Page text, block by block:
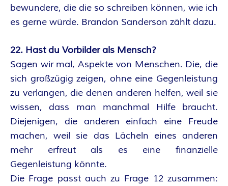
bewundere, die die so schreiben können, wie ich
es gerne würde. Brandon Sanderson zählt dazu.
22. Hast du Vorbilder als Mensch?
Sagen wir mal, Aspekte von Menschen. Die, die
sich großzügig zeigen, ohne eine Gegenleistung
zu verlangen, die denen anderen helfen, weil sie
wissen, dass man manchmal Hilfe braucht.
Diejenigen, die anderen einfach eine Freude
machen, weil sie das Lächeln eines anderen
mehr erfreut als es eine finanzielle
Gegenleistung könnte.
Die Frage passt auch zu Frage 12 zusammen: